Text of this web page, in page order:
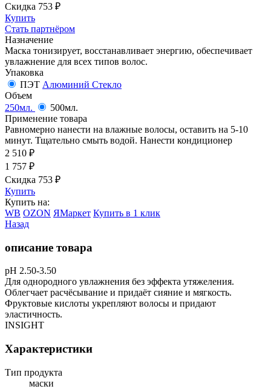
Скидка 753 ₽
Купить
Стать партнёром
Назначение
Маска тонизирует, восстанавливает энергию, обеспечивает
увлажнение для всех типов волос.
Упаковка
ПЭТ Алюминий Стекло
Объем
250мл.
500мл.
Применение товара
Равномерно нанести на влажные волосы, оставить на 5-10
минут. Тщательно смыть водой. Нанести кондиционер
2 510 ₽
1 757 ₽
Скидка 753 ₽
Купить
Купить на:
WB OZON ЯМаркет Купить в 1 клик
Назад
описание товара
рН 2.50-3.50
Для однородного увлажнения без эффекта утяжеления.
Облегчает расчёсывание и придаёт сияние и мягкость.
Фруктовые кислоты укрепляют волосы и придают
эластичность.
INSIGHT
Характеристики
Тип продукта
маски